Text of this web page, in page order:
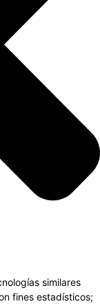
similares
fines estadísticos;